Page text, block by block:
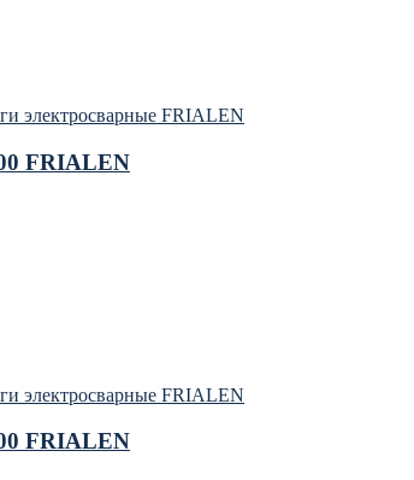
электросварные FRIALEN
FRIALEN
электросварные FRIALEN
FRIALEN